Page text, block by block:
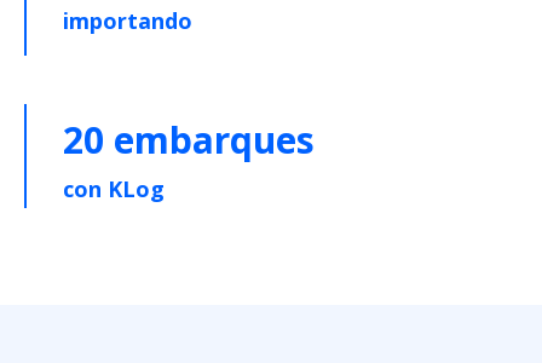
importando
20 embarques
con KLog